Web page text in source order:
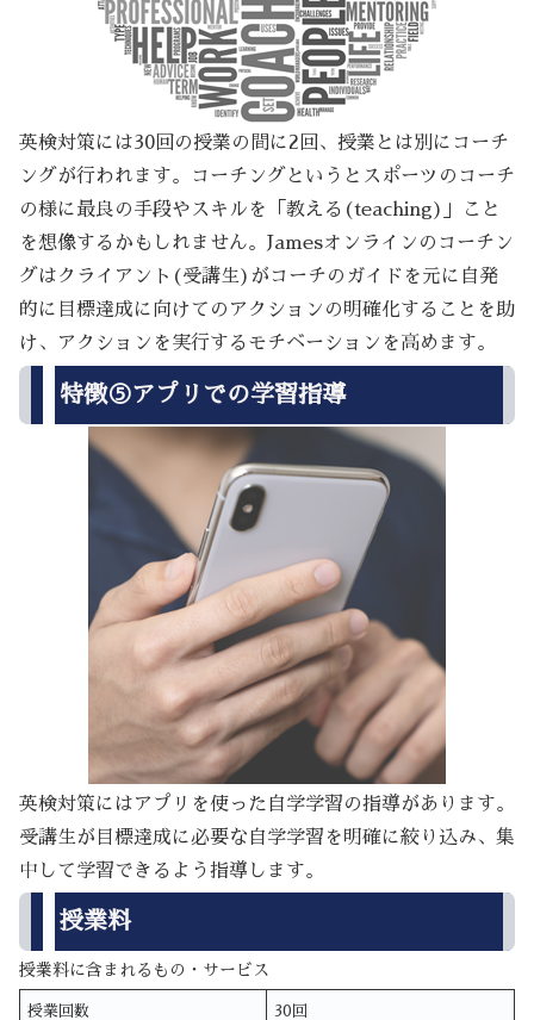
英検対策には30回の授業の間に2回、授業とは別にコーチ
ングが行われます。コーチングというとスポーツのコーチ
の様に最良の手段やスキルを「教える(teaching)」こと
を想像するかもしれません。Jamesオンラインのコーチン
グはクライアント(受講生)がコーチのガイドを元に自発
的に目標達成に向けてのアクションの明確化することを助
け、アクションを実行するモチベーションを高めます。
特徴⑤アプリでの学習指導
英検対策にはアプリを使った自学学習の指導があります。
受講生が目標達成に必要な自学学習を明確に絞り込み、集
中して学習できるよう指導します。
授業料
授業料に含まれるもの・サービス
授業回数 30回